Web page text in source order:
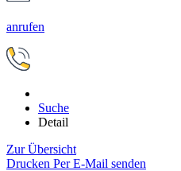
anrufen
Suche
Detail
Zur Übersicht
Drucken Per E-Mail senden